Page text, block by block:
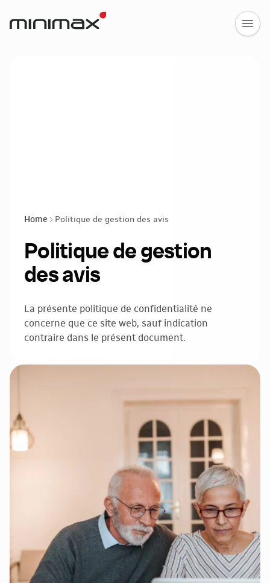
Home Politique de gestion des avis
Politique de gestion
des avis
La présente politique de confidentialité ne
concerne que ce site web, sauf indication
contraire dans le présent document.